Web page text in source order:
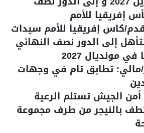
إفريقيا للأمم
كاس إفريقيا للأمم سيدات
تتأهل إلى الدور نصف النهائي
مونديال 2027
مالي: تطابق تام في وجهات
الجيش تستلم الرعية
بالنيجر من طرف مجموعة